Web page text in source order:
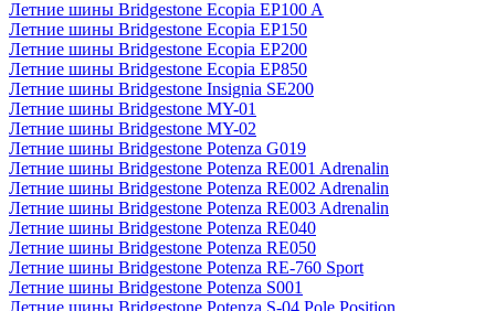
Летние шины Bridgestone Ecopia EP100 A
Летние шины Bridgestone Ecopia EP150
Летние шины Bridgestone Ecopia EP200
Летние шины Bridgestone Ecopia EP850
Летние шины Bridgestone Insignia SE200
Летние шины Bridgestone MY-01
Летние шины Bridgestone MY-02
Летние шины Bridgestone Potenza G019
Летние шины Bridgestone Potenza RE001 Adrenalin
Летние шины Bridgestone Potenza RE002 Adrenalin
Летние шины Bridgestone Potenza RE003 Adrenalin
Летние шины Bridgestone Potenza RE040
Летние шины Bridgestone Potenza RE050
Летние шины Bridgestone Potenza RE-760 Sport
Летние шины Bridgestone Potenza S001
Летние шины Bridgestone Potenza S-04 Pole Position